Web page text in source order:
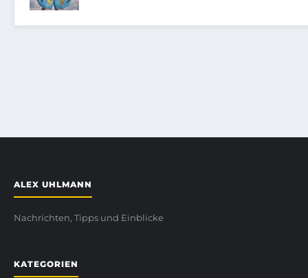
ALEX UHLMANN
Nachrichten, Tipps und Einblicke
KATEGORIEN